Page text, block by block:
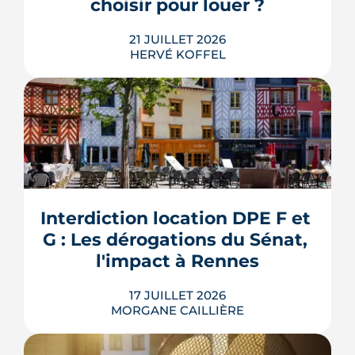
LIRE L'ARTICLE
choisir pour louer ?
21 JUILLET 2026
HERVÉ KOFFEL
Louer, c'est aussi assurer. Entre
l'obligation légale, les garanties utiles
et les options commerciales, ce guide
bien sans payer pour rien.
LIRE L'ARTICLE
Interdiction location DPE F et
G : Les dérogations du Sénat,
l'impact à Rennes
17 JUILLET 2026
MORGANE CAILLIÈRE